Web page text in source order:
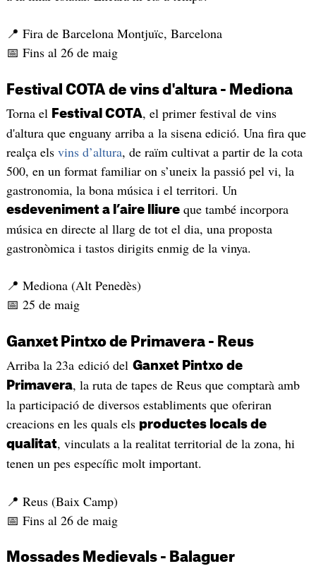
📍 Fira de Barcelona Montjuïc, Barcelona
📅 Fins al 26 de maig
Festival COTA de vins d'altura - Mediona
Torna el Festival COTA, el primer festival de vins
d'altura que enguany arriba a la sisena edició. Una fira que
realça els vins d’altura, de raïm cultivat a partir de la cota
500, en un format familiar on s’uneix la passió pel vi, la
gastronomia, la bona música i el territori. Un
esdeveniment a l’aire lliureque també incorpora
música en directe al llarg de tot el dia, una proposta
gastronòmica i tastos dirigits enmig de la vinya.
📍 Mediona (Alt Penedès)
📅 25 de maig
Ganxet Pintxo de Primavera - Reus
Arriba la 23a edició del Ganxet Pintxo de
Primavera, la ruta de tapes de Reus que comptarà amb
la participació de diversos establiments que oferiran
creacions en les quals els productes locals de
qualitat, vinculats a la realitat territorial de la zona, hi
tenen un pes específic molt important.
📍 Reus (Baix Camp)
📅 Fins al 26 de maig
Mossades Medievals - Balaguer